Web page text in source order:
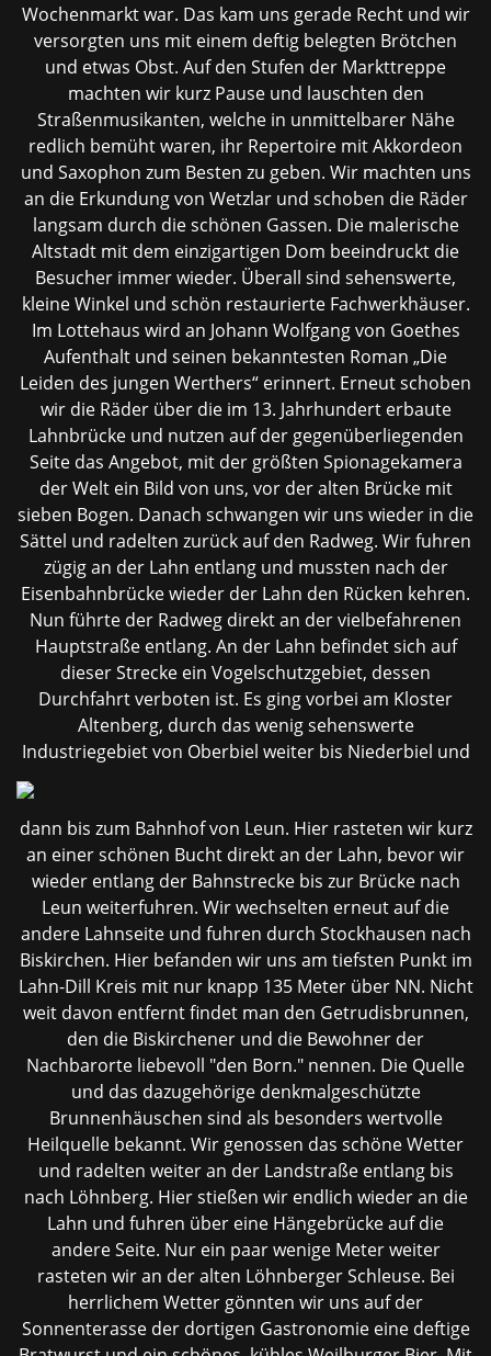
Wochenmarkt war. Das kam uns gerade Recht und wir
versorgten uns mit einem deftig belegten Brötchen
und etwas Obst. Auf den Stufen der Markttreppe
machten wir kurz Pause und lauschten den
Straßenmusikanten, welche in unmittelbarer Nähe
redlich bemüht waren, ihr Repertoire mit Akkordeon
und Saxophon zum Besten zu geben. Wir machten uns
an die Erkundung von Wetzlar und schoben die Räder
langsam durch die schönen Gassen. Die malerische
Altstadt mit dem einzigartigen Dom beeindruckt die
Besucher immer wieder. Überall sind sehenswerte,
kleine Winkel und schön restaurierte Fachwerkhäuser.
Im Lottehaus wird an Johann Wolfgang von Goethes
Aufenthalt und seinen bekanntesten Roman „Die
Leiden des jungen Werthers“ erinnert. Erneut schoben
wir die Räder über die im 13. Jahrhundert erbaute
Lahnbrücke und nutzen auf der gegenüberliegenden
Seite das Angebot, mit der größten Spionagekamera
der Welt ein Bild von uns, vor der alten Brücke mit
sieben Bogen. Danach schwangen wir uns wieder in die
Sättel und radelten zurück auf den Radweg. Wir fuhren
zügig an der Lahn entlang und mussten nach der
Eisenbahnbrücke wieder der Lahn den Rücken kehren.
Nun führte der Radweg direkt an der vielbefahrenen
Hauptstraße entlang. An der Lahn befindet sich auf
dieser Strecke ein Vogelschutzgebiet, dessen
Durchfahrt verboten ist. Es ging vorbei am Kloster
Altenberg, durch das wenig sehenswerte
Industriegebiet von Oberbiel weiter bis Niederbiel und
dann bis zum Bahnhof von Leun. Hier rasteten wir kurz
an einer schönen Bucht direkt an der Lahn, bevor wir
wieder entlang der Bahnstrecke bis zur Brücke nach
Leun weiterfuhren. Wir wechselten erneut auf die
andere Lahnseite und fuhren durch Stockhausen nach
Biskirchen. Hier befanden wir uns am tiefsten Punkt im
Lahn-Dill Kreis mit nur knapp 135 Meter über NN. Nicht
weit davon entfernt findet man den Getrudisbrunnen,
den die Biskirchener und die Bewohner der
Nachbarorte liebevoll "den Born." nennen. Die Quelle
und das dazugehörige denkmalgeschützte
Brunnenhäuschen sind als besonders wertvolle
Heilquelle bekannt. Wir genossen das schöne Wetter
und radelten weiter an der Landstraße entlang bis
nach Löhnberg. Hier stießen wir endlich wieder an die
Lahn und fuhren über eine Hängebrücke auf die
andere Seite. Nur ein paar wenige Meter weiter
rasteten wir an der alten Löhnberger Schleuse. Bei
herrlichem Wetter gönnten wir uns auf der
Sonnenterasse der dortigen Gastronomie eine deftige